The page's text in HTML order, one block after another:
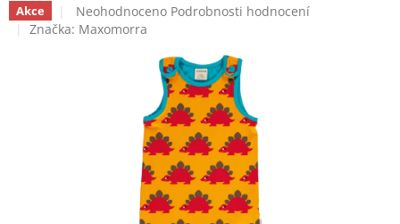
Akce
Průměrné
hodnocení
Neohodnoceno Podrobnosti hodnocení
Značka: Maxomorra